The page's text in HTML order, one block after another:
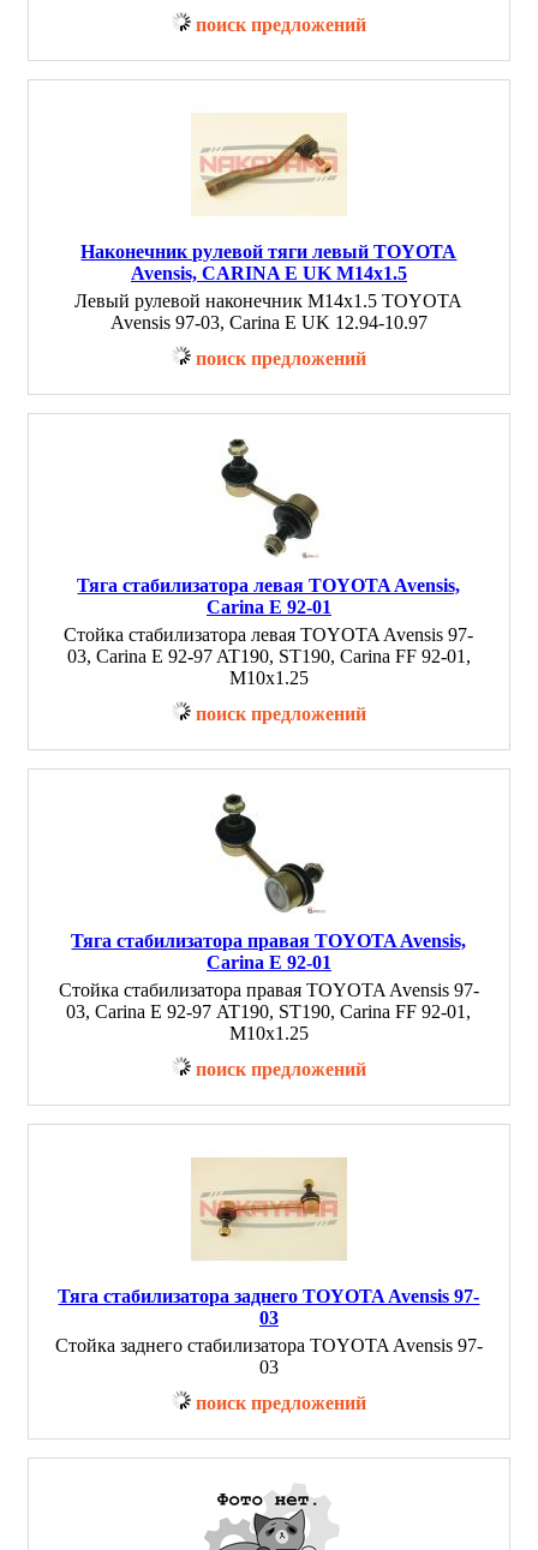
поиск предложений
Наконечник рулевой тяги левый TOYOTA
Avensis, CARINA E UK M14x1.5
Левый рулевой наконечник M14x1.5 TOYOTA
Avensis 97-03, Carina E UK 12.94-10.97
поиск предложений
Тяга стабилизатора левая TOYOTA Avensis,
Carina E 92-01
Стойка стабилизатора левая TOYOTA Avensis 97-
03, Carina E 92-97 AT190, ST190, Carina FF 92-01,
M10x1.25
поиск предложений
Тяга стабилизатора правая TOYOTA Avensis,
Carina E 92-01
Стойка стабилизатора правая TOYOTA Avensis 97-
03, Carina E 92-97 AT190, ST190, Carina FF 92-01,
M10x1.25
поиск предложений
Тяга стабилизатора заднего TOYOTA Avensis 97-
03
Стойка заднего стабилизатора TOYOTA Avensis 97-
03
поиск предложений